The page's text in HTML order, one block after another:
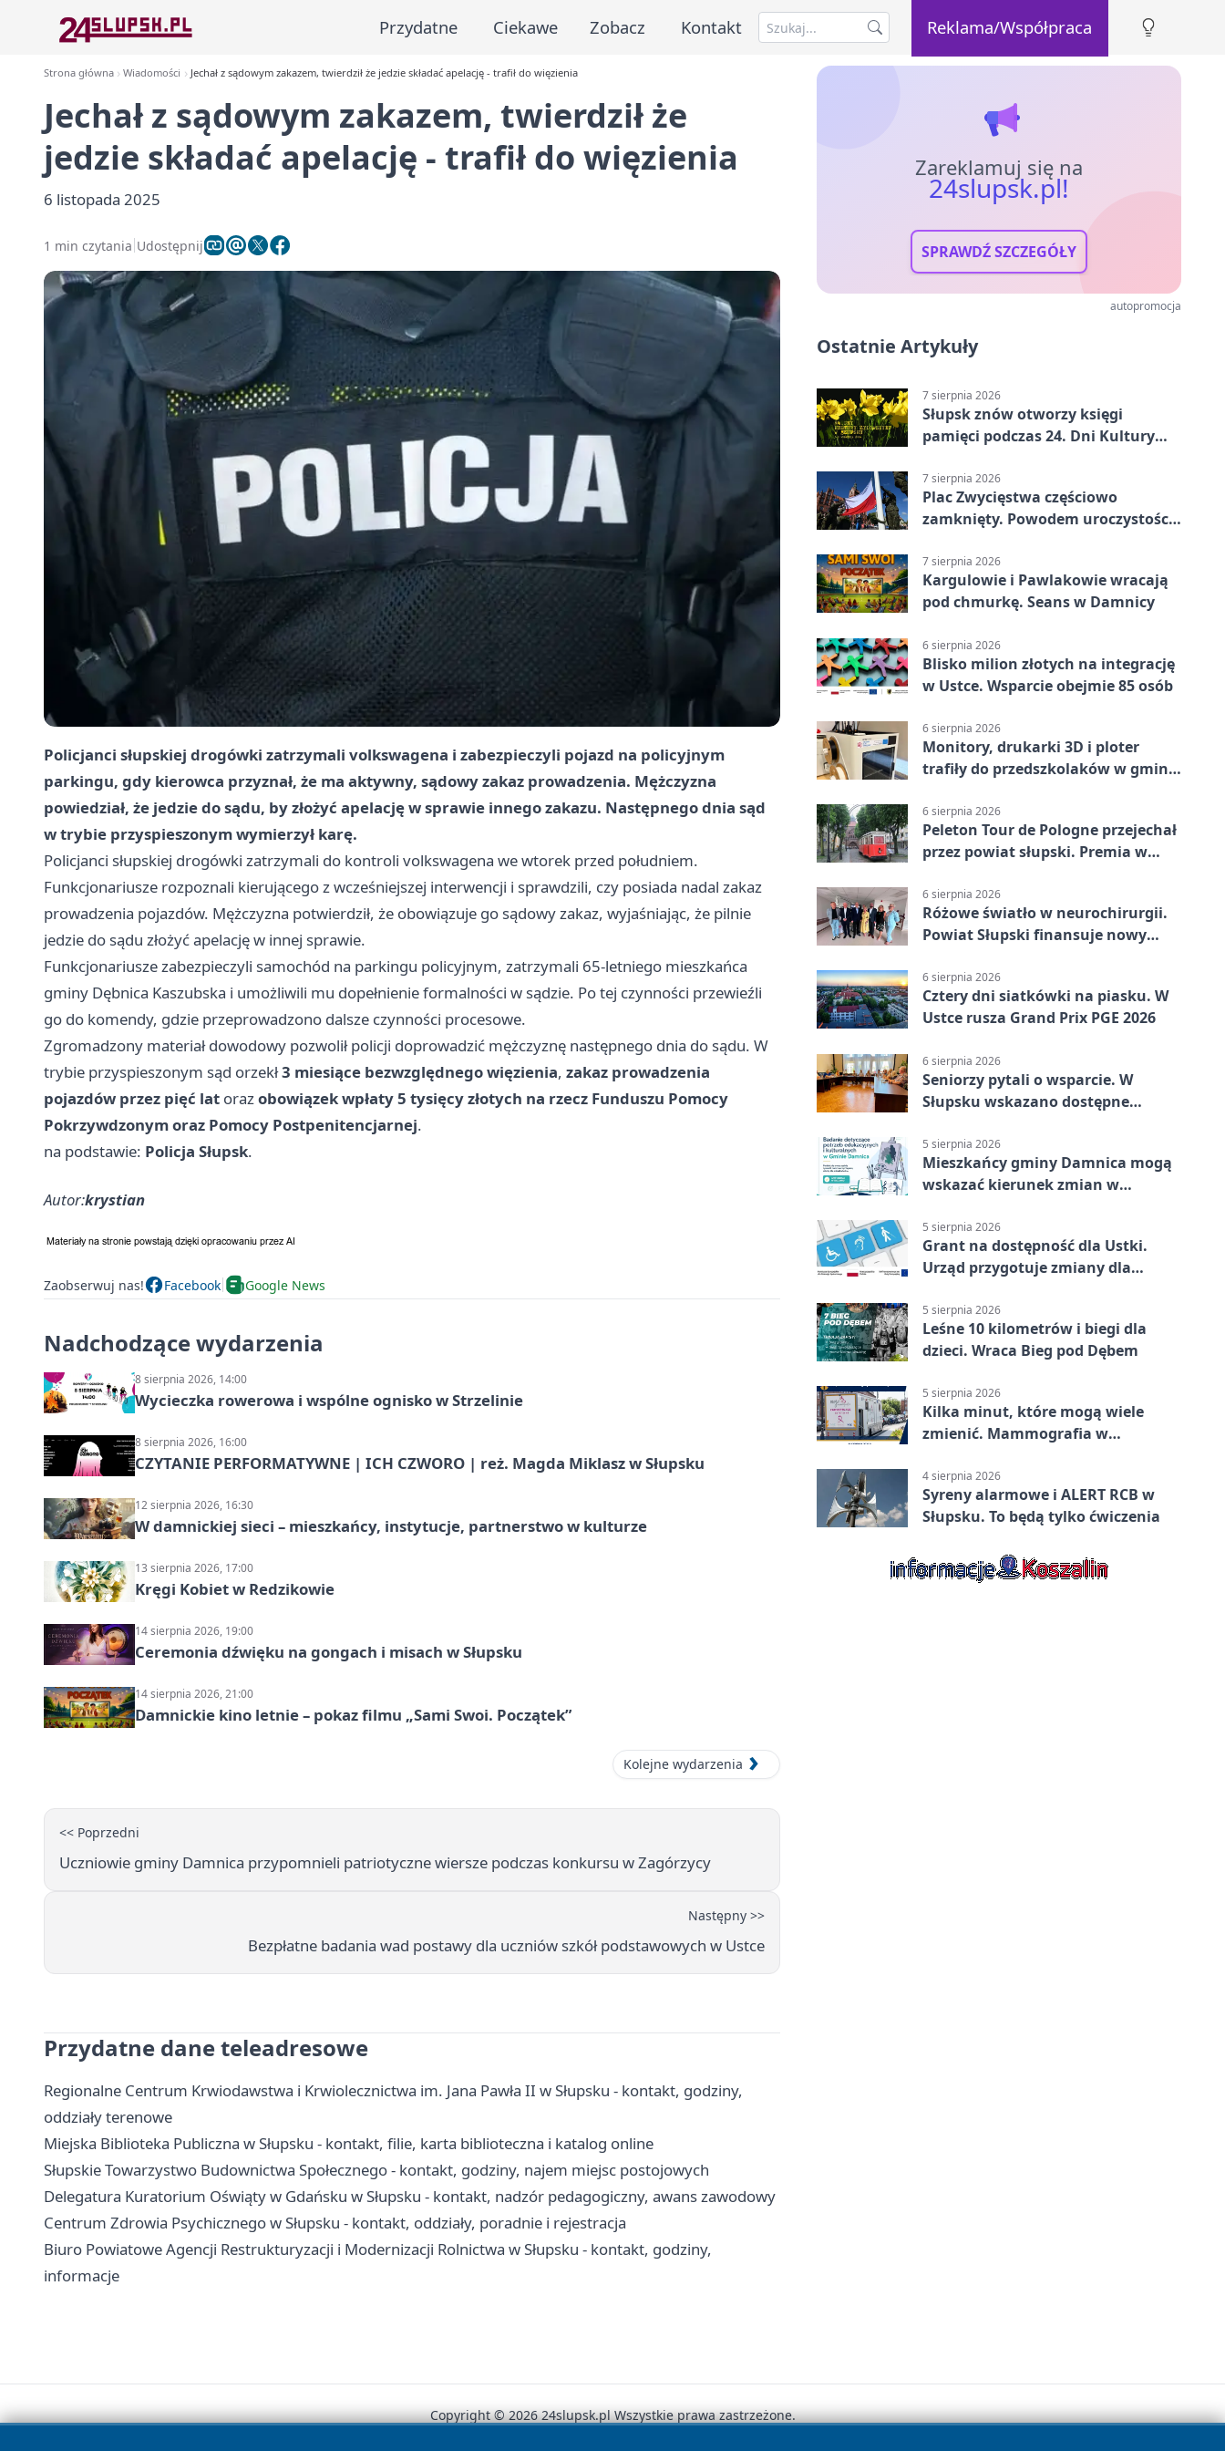
Przydatne Ciekawe Zobacz Kontakt Reklama/Współpraca
Strona główna Wiadomości Jechał z sądowym zakazem, twierdził że jedzie składać apelację - trafił do więzienia
Jechał z sądowym zakazem, twierdził że
jedzie składać apelację - trafił do więzienia
6 listopada 2025
1 min czytania Udostępnij
Policjanci słupskiej drogówki zatrzymali volkswagena i zabezpieczyli pojazd na policyjnym
parkingu, gdy kierowca przyznał, że ma aktywny, sądowy zakaz prowadzenia. Mężczyzna
powiedział, że jedzie do sądu, by złożyć apelację w sprawie innego zakazu. Następnego dnia sąd
w trybie przyspieszonym wymierzył karę.
Policjanci słupskiej drogówki zatrzymali do kontroli volkswagena we wtorek przed południem.
Funkcjonariusze rozpoznali kierującego z wcześniejszej interwencji i sprawdzili, czy posiada nadal zakaz
prowadzenia pojazdów. Mężczyzna potwierdził, że obowiązuje go sądowy zakaz, wyjaśniając, że pilnie
jedzie do sądu złożyć apelację w innej sprawie.
Funkcjonariusze zabezpieczyli samochód na parkingu policyjnym, zatrzymali 65-letniego mieszkańca
gminy Dębnica Kaszubska i umożliwili mu dopełnienie formalności w sądzie. Po tej czynności przewieźli
go do komendy, gdzie przeprowadzono dalsze czynności procesowe.
Zgromadzony materiał dowodowy pozwolił policji doprowadzić mężczyznę następnego dnia do sądu. W
trybie przyspieszonym sąd orzekł3 miesiące bezwzględnego więzienia, zakaz prowadzenia
pojazdów przez pięć lat orazobowiązek wpłaty 5 tysięcy złotych na rzecz Funduszu Pomocy
Pokrzywdzonym oraz Pomocy Postpenitencjarnej.
na podstawie: Policja Słupsk.
Autor:krystian
Zaobserwuj nas! Facebook Google News
Nadchodzące wydarzenia
8 sierpnia 2026, 14:00
Wycieczka rowerowa i wspólne ognisko w Strzelinie
8 sierpnia 2026, 16:00
CZYTANIE PERFORMATYWNE | ICH CZWORO | reż. Magda Miklasz w Słupsku
12 sierpnia 2026, 16:30
W damnickiej sieci – mieszkańcy, instytucje, partnerstwo w kulturze
13 sierpnia 2026, 17:00
Kręgi Kobiet w Redzikowie
14 sierpnia 2026, 19:00
Ceremonia dźwięku na gongach i misach w Słupsku
14 sierpnia 2026, 21:00
Damnickie kino letnie – pokaz filmu „Sami Swoi. Początek”
Kolejne wydarzenia
<< Poprzedni
Uczniowie gminy Damnica przypomnieli patriotyczne wiersze podczas konkursu w Zagórzycy
Następny >>
Bezpłatne badania wad postawy dla uczniów szkół podstawowych w Ustce
Przydatne dane teleadresowe
Regionalne Centrum Krwiodawstwa i Krwiolecznictwa im. Jana Pawła II w Słupsku - kontakt, godziny,
oddziały terenowe
Miejska Biblioteka Publiczna w Słupsku - kontakt, filie, karta biblioteczna i katalog online
Słupskie Towarzystwo Budownictwa Społecznego - kontakt, godziny, najem miejsc postojowych
Delegatura Kuratorium Oświąty w Gdańsku w Słupsku - kontakt, nadzór pedagogiczny, awans zawodowy
Centrum Zdrowia Psychicznego w Słupsku - kontakt, oddziały, poradnie i rejestracja
Biuro Powiatowe Agencji Restrukturyzacji i Modernizacji Rolnictwa w Słupsku - kontakt, godziny,
informacje
Zareklamuj się na
24slupsk.pl!
SPRAWDŹ SZCZEGÓŁY
autopromocja
Ostatnie Artykuły
7 sierpnia 2026
Słupsk znów otworzy księgi
pamięci podczas 24. Dni Kultury
7 sierpnia 2026
Plac Zwycięstwa częściowo
zamknięty. Powodem uroczystości
7 sierpnia 2026
Kargulowie i Pawlakowie wracają
pod chmurkę. Seans w Damnicy
6 sierpnia 2026
Blisko milion złotych na integrację
w Ustce. Wsparcie obejmie 85 osób
6 sierpnia 2026
Monitory, drukarki 3D i ploter
trafiły do przedszkolaków w gminie
6 sierpnia 2026
Peleton Tour de Pologne przejechał
przez powiat słupski. Premia w
6 sierpnia 2026
Różowe światło w neurochirurgii.
Powiat Słupski finansuje nowy
6 sierpnia 2026
Cztery dni siatkówki na piasku. W
Ustce rusza Grand Prix PGE 2026
6 sierpnia 2026
Seniorzy pytali o wsparcie. W
Słupsku wskazano dostępne
5 sierpnia 2026
Mieszkańcy gminy Damnica mogą
wskazać kierunek zmian w
5 sierpnia 2026
Grant na dostępność dla Ustki.
Urząd przygotuje zmiany dla
5 sierpnia 2026
Leśne 10 kilometrów i biegi dla
dzieci. Wraca Bieg pod Dębem
5 sierpnia 2026
Kilka minut, które mogą wiele
zmienić. Mammografia w
4 sierpnia 2026
Syreny alarmowe i ALERT RCB w
Słupsku. To będą tylko ćwiczenia
Copyright © 2026 24slupsk.pl Wszystkie prawa zastrzeżone.